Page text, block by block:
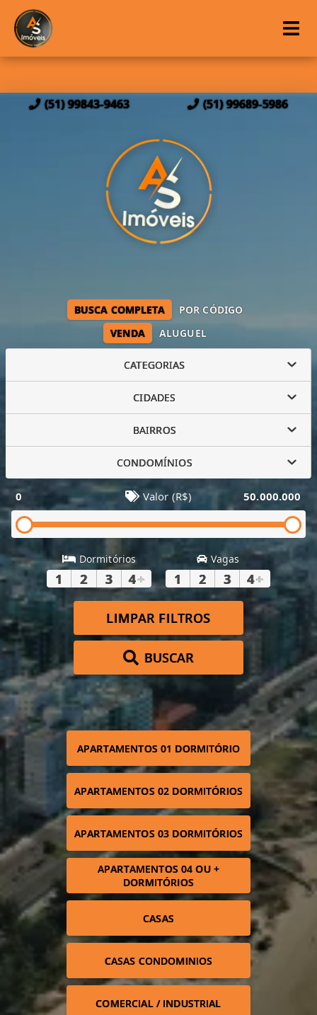
(51) 99843-9463 (51) 99689-5986
VENDA ALUGUEL
BUSCA COMPLETA POR CÓDIGO
CATEGORIAS
CIDADES
BAIRROS
CONDOMÍNIOS
0 Valor (R$) 50.000.000
Dormitórios
1 2 3 4+
Vagas
1 2 3 4+
LIMPAR FILTROS
BUSCAR
APARTAMENTOS 01 DORMITÓRIO
APARTAMENTOS 02 DORMITÓRIOS
APARTAMENTOS 03 DORMITÓRIOS
APARTAMENTOS 04 OU +
DORMITÓRIOS
CASAS
CASAS CONDOMINIOS
COMERCIAL / INDUSTRIAL